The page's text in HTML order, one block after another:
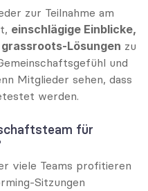
zur Teilnahme am
einschlägige Einblicke,
Lösungen zu
und
Mitglieder sehen, dass
werden.
für
viele Teams profitieren
Sitzungen